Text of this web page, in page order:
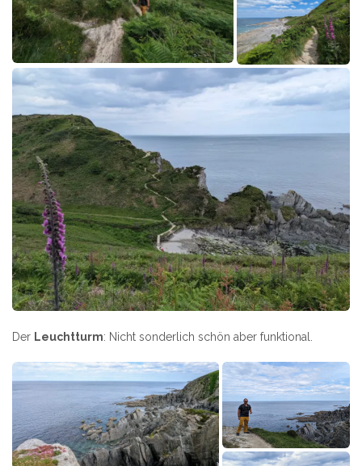
Der Leuchtturm: Nicht sonderlich schön aber funktional.